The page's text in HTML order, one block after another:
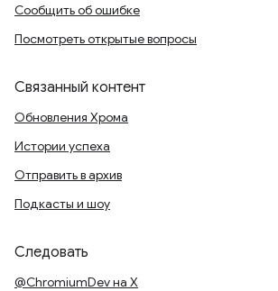
Сообщить об ошибке
Посмотреть открытые вопросы
Связанный контент
Обновления Хрома
Истории успеха
Отправить в архив
Подкасты и шоу
Следовать
@ChromiumDev на X